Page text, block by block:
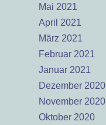
Mai 2021
April 2021
März 2021
Februar 2021
Januar 2021
Dezember 2020
November 2020
Oktober 2020